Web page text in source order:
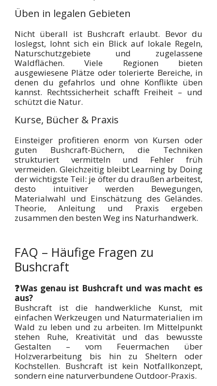
Üben in legalen Gebieten
Nicht überall ist Bushcraft erlaubt. Bevor du
loslegst, lohnt sich ein Blick auf lokale Regeln,
Naturschutzgebiete und zugelassene
Waldflächen. Viele Regionen bieten
ausgewiesene Plätze oder tolerierte Bereiche, in
denen du gefahrlos und ohne Konflikte üben
kannst. Rechtssicherheit schafft Freiheit – und
schützt die Natur.
Kurse, Bücher & Praxis
Einsteiger profitieren enorm von Kursen oder
guten Bushcraft-Büchern, die Techniken
strukturiert vermitteln und Fehler früh
vermeiden. Gleichzeitig bleibt Learning by Doing
der wichtigste Teil: je öfter du draußen arbeitest,
desto intuitiver werden Bewegungen,
Materialwahl und Einschätzung des Geländes.
Theorie, Anleitung und Praxis ergeben
zusammen den besten Weg ins Naturhandwerk.
FAQ – Häufige Fragen zu
Bushcraft
❓Was genau ist Bushcraft und was macht es
aus?
Bushcraft ist die handwerkliche Kunst, mit
einfachen Werkzeugen und Naturmaterialien im
Wald zu leben und zu arbeiten. Im Mittelpunkt
stehen Ruhe, Kreativität und das bewusste
Gestalten – vom Feuermachen über
Holzverarbeitung bis hin zu Sheltern oder
Kochstellen. Bushcraft ist kein Notfallkonzept,
sondern eine naturverbundene Outdoor-Praxis.